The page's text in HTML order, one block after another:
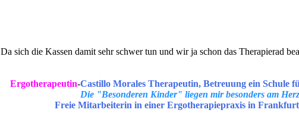
Da sich die Kassen damit sehr schwer tun und wir ja schon das Therapierad
Ergotherapeutin-Castillo Morales Therapeutin, Betreuung ein Schule
Die "Besonderen Kinder" liegen mir besonders am
Freie Mitarbeiterin in einer Ergotherapiepraxis in